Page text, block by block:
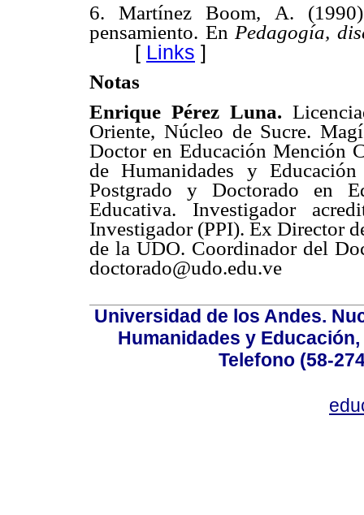
6. Martínez Boom, A.
pensamiento. En Pedagogía,
[ Links ]
Notas
Enrique Pérez Luna.
Oriente, Núcleo de Sucre.
Doctor en Educación Mención
de Humanidades y
Postgrado y Doctorado en
Educativa. Investigador
Investigador (PPI). Ex Director
de la UDO. Coordinador del
doctorado@udo.edu.ve
Universidad de los Andes.
Humanidades y
Telefono (58-